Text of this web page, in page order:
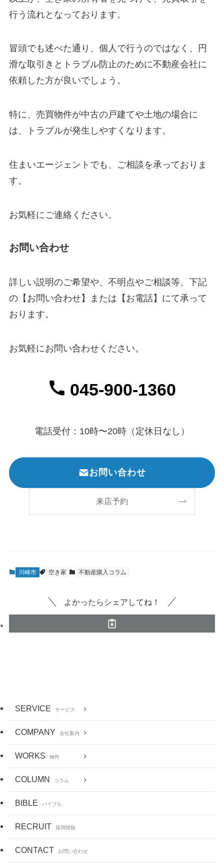
行う流れとなっております。
冒頭でも述べた通り、個人で行うのではなく、円
滑な取引きとトラブル防止のために不動産会社に
依頼した方が良いでしょう。
特に、売買物件が中古の戸建てや土地の場合に
は、トラブルが発生しやすくなります。
住まいエージェントでも、ご相談を承っておりま
す。
お気軽にご連絡ください。
お問い合わせ
詳しい説明のご希望や、不明点やご相談等、下記
の【お問い合わせ】または【お電話】にて承って
おります。
お気軽にお問い合わせください。
045-900-1360
電話受付：10時〜20時（定休日なし）
お問い合わせ
来店予約
川崎市 空き家 不動産購入コラム
よかったらシェアしてね！
SERVICE サービス
COMPANY 会社案内
WORKS 物件
COLUMN コラム
BIBLE バイブル
RECRUIT 採用情報
CONTACT お問い合わせ